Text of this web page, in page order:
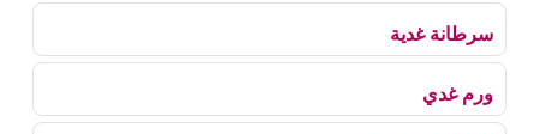
سرطانة غدية
ورم غدي